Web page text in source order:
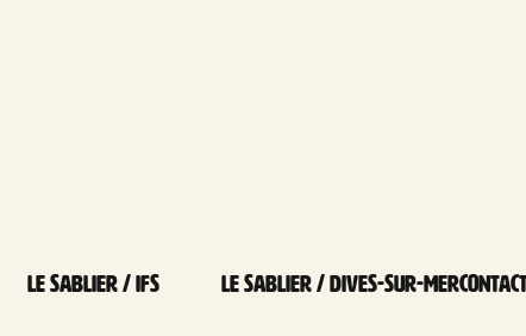
Le Sablier / Ifs Le Sablier / Dives-sur-mer